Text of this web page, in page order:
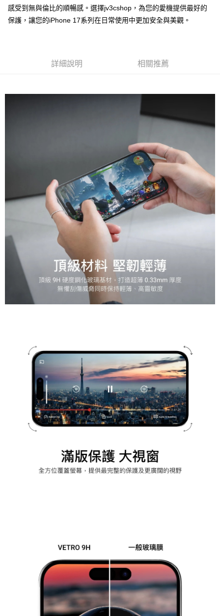
【注意事項】
１．透過由恩沛科技股份有限公司提供之「AFTEE先享後付」服務完成之交
易，需依本服務之必要範圍內提供個人資料，並將交易相關給付款項請求債
３．未成年的使用者請事先徵得法定代理人或監護人之同意方可使用
５．嚴禁一人註冊多個帳號或使用他人資訊註冊。若發現惡意使用之情形，
恩沛科技股份有限公司將有權停止該用戶之使用額度並採取法律行動。
宅配
每筆NT$80，滿NT$699(含以上)免運費
感受到無與倫比的順暢感。選擇jv3cshop，為您的愛機提供最好的
保護，讓您的iPhone 17系列在日常使用中更加安全與美觀。
詳細說明 相關推薦